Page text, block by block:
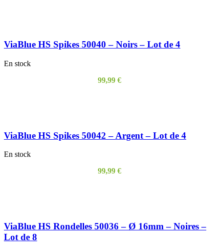
ViaBlue HS Spikes 50040 – Noirs – Lot de 4
En stock
99,99 €
ViaBlue HS Spikes 50042 – Argent – Lot de 4
En stock
99,99 €
ViaBlue HS Rondelles 50036 – Ø 16mm – Noires –
Lot de 8